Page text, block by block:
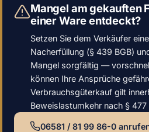
Mangel am gekauften
einer Ware entdeckt?
Setzen Sie dem Verkäufer
Nacherfüllung (§ 439 BGB)
Mangel sorgfältig —
können Ihre Ansprüche
Verbrauchsgüterkauf gilt
Beweislastumkehr nach § 477
06581 / 81 99 86-0